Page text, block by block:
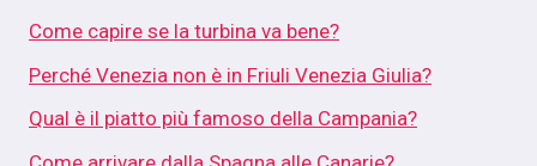
Come capire se la turbina va bene?
Perché Venezia non è in Friuli Venezia Giulia?
Qual è il piatto più famoso della Campania?